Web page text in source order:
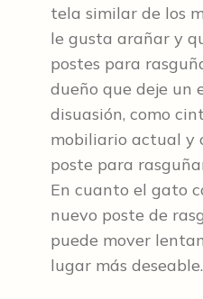
tela similar de los
le gusta arañar y
postes para
dueño que deje un
disuasión, como
mobiliario actual y
poste para
En cuanto el gato
nuevo poste de
puede mover
lugar más deseable.